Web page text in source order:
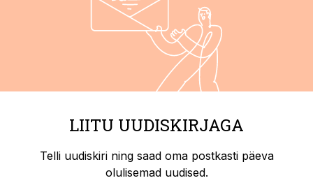
LIITU UUDISKIRJAGA
Telli uudiskiri ning saad oma postkasti päeva
olulisemad uudised.